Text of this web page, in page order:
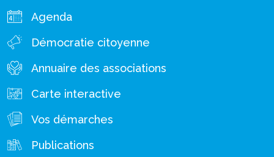
Agenda
Démocratie citoyenne
Annuaire des associations
Carte interactive
Vos démarches
Publications